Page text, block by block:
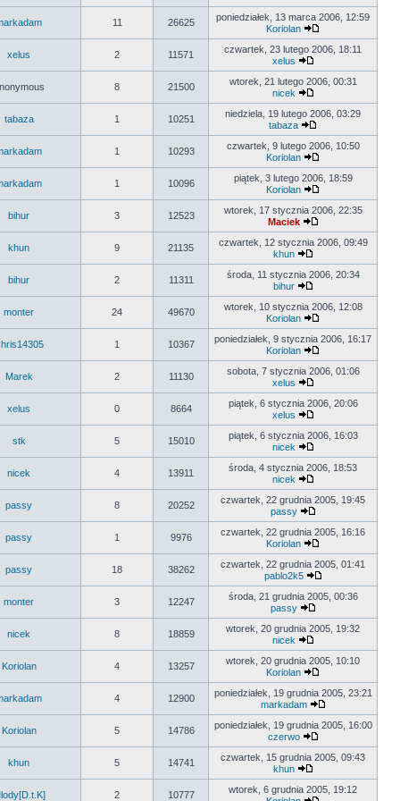
11 26625
poniedziałek, 13 marca 2006, 12:59
Koriolan
xelus 2 11571
czwartek, 23 lutego 2006, 18:11
xelus
8 21500
wtorek, 21 lutego 2006, 00:31
nicek
tabaza 1 10251
niedziela, 19 lutego 2006, 03:29
tabaza
1 10293
czwartek, 9 lutego 2006, 10:50
Koriolan
1 10096
piątek, 3 lutego 2006, 18:59
Koriolan
bihur 3 12523
wtorek, 17 stycznia 2006, 22:35
Maciek
khun 9 21135
czwartek, 12 stycznia 2006, 09:49
khun
bihur 2 11311
środa, 11 stycznia 2006, 20:34
bihur
monter 24 49670
wtorek, 10 stycznia 2006, 12:08
Koriolan
1 10367
poniedziałek, 9 stycznia 2006, 16:17
Koriolan
Marek 2 11130
sobota, 7 stycznia 2006, 01:06
xelus
xelus 0 8664
piątek, 6 stycznia 2006, 20:06
xelus
stk 5 15010
piątek, 6 stycznia 2006, 16:03
nicek
nicek 4 13911
środa, 4 stycznia 2006, 18:53
nicek
passy 8 20252
czwartek, 22 grudnia 2005, 19:45
passy
passy 1 9976
czwartek, 22 grudnia 2005, 16:16
Koriolan
passy 18 38262
czwartek, 22 grudnia 2005, 01:41
pablo2k5
monter 3 12247
środa, 21 grudnia 2005, 00:36
passy
nicek 8 18859
wtorek, 20 grudnia 2005, 19:32
nicek
Koriolan 4 13257
wtorek, 20 grudnia 2005, 10:10
Koriolan
4 12900
poniedziałek, 19 grudnia 2005, 23:21
markadam
Koriolan 5 14786
poniedziałek, 19 grudnia 2005, 16:00
czerwo
khun 5 14741
czwartek, 15 grudnia 2005, 09:43
khun
2 10777
wtorek, 6 grudnia 2005, 19:12